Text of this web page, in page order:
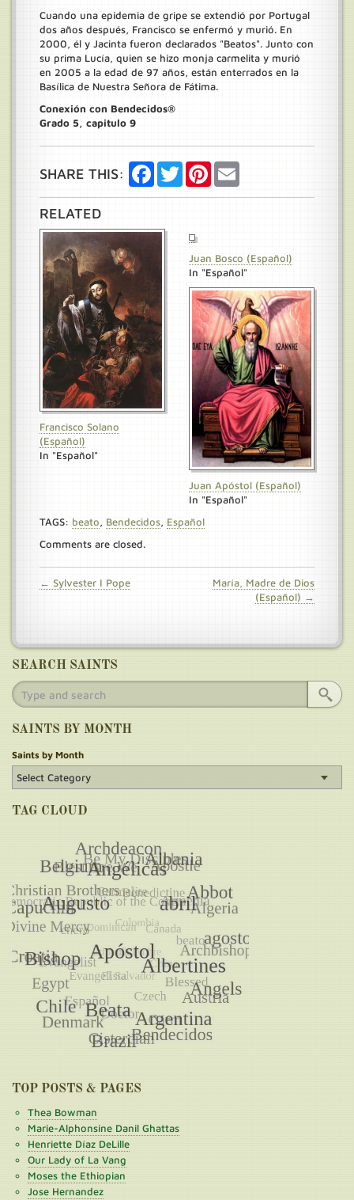
Cuando una epidemia de gripe se extendió por Portugal
dos años después, Francisco se enfermó y murió. En
2000, él y Jacinta fueron declarados "Beatos". Junto con
su prima Lucía, quien se hizo monja carmelita y murió
en 2005 a la edad de 97 años, están enterrados en la
Basílica de Nuestra Señora de Fátima.
Conexión con Bendecidos®
Grado 5, capitulo 9
SHARE THIS: FacebookTwitterPinterest
RELATED
Francisco Solano
(Español)
In "Español"
Juan Bosco (Español)
In "Español"
Juan Apóstol (Español)
In "Español"
TAGS: beato Bendecidos, Español
Comments are closed.
← Sylvester I Pope
María, Madre de Dios
(Español) →
SEARCH SAINTS
SAINTS BY MONTH
Saints by Month
TAG CLOUD
TOP POSTS & PAGES
Thea Bowman
Marie-Alphonsine Danil Ghattas
Henriette Díaz DeLille
Our Lady of La Vang
Moses the Ethiopian
Jose Hernandez